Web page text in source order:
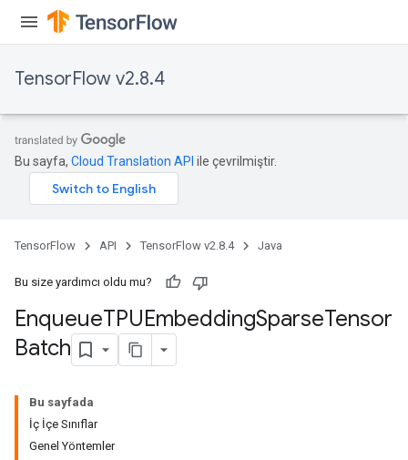
TensorFlow v2.8.4
Bu sayfa, Cloud Translation API ile çevrilmiştir.
TensorFlow API TensorFlow v2.8.4 Java
Bu size yardımcı oldu mu?
EnqueueTPUEmbeddingSparseTensor
Batch
Bu sayfada
İç İçe Sınıflar
Genel Yöntemler